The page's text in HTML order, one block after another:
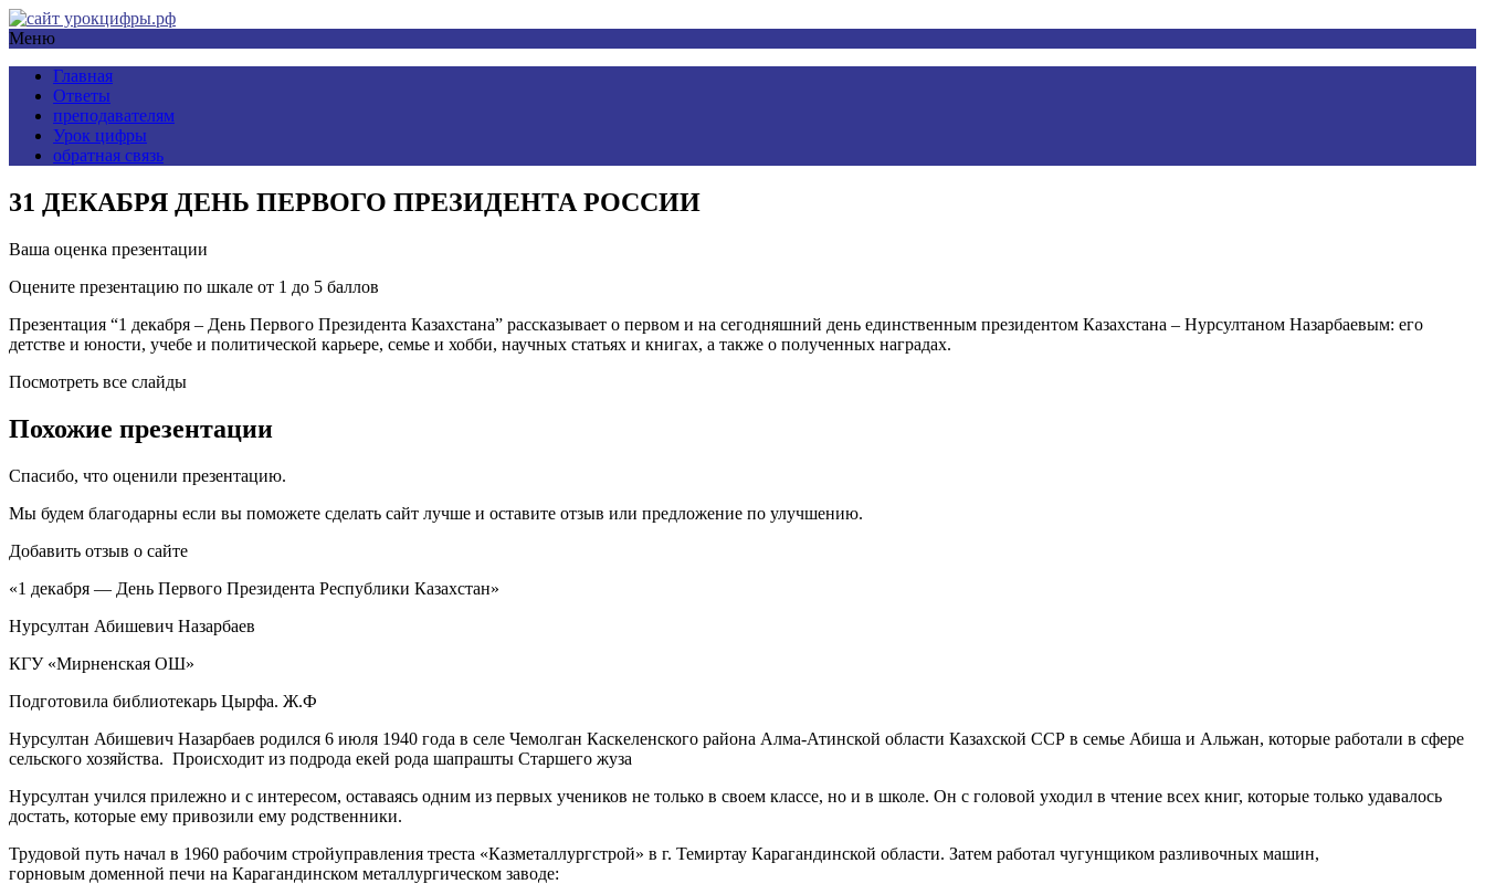
Меню
Главная
Ответы
преподавателям
Урок цифры
обратная связь
31 ДЕКАБРЯ ДЕНЬ ПЕРВОГО ПРЕЗИДЕНТА РОССИИ
Ваша оценка презентации
Оцените презентацию по шкале от 1 до 5 баллов
Презентация “1 декабря – День Первого Президента Казахстана” рассказывает о первом и на сегодняшний день единственным президентом Казахстана – Нурсултаном Назарбаевым: его
детстве и юности, учебе и политической карьере, семье и хобби, научных статьях и книгах, а также о полученных наградах.
Посмотреть все слайды
Похожие презентации
Спасибо, что оценили презентацию.
Мы будем благодарны если вы поможете сделать сайт лучше и оставите отзыв или предложение по улучшению.
Добавить отзыв о сайте
«1 декабря — День Первого Президента Республики Казахстан»
Нурсултан Абишевич Назарбаев
КГУ «Мирненская ОШ»
Подготовила библиотекарь Цырфа. Ж.Ф
Нурсултан Абишевич Назарбаев родился 6 июля 1940 года в селе Чемолган Каскеленского района Алма-Атинской области Казахской ССР в семье Абиша и Альжан, которые работали в сфере
сельского хозяйства. Происходит из подрода екей рода шапрашты Старшего жуза
Нурсултан учился прилежно и с интересом, оставаясь одним из первых учеников не только в своем классе, но и в школе. Он с головой уходил в чтение всех книг, которые только удавалось
достать, которые ему привозили ему родственники.
Трудовой путь начал в 1960 рабочим стройуправления треста «Казметаллургстрой» в г. Темиртау Карагандинской области. Затем работал чугунщиком разливочных машин,
горновым доменной печи на Карагандинском металлургическом заводе: